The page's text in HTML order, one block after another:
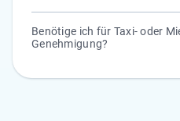
Benötige ich für Taxi- oder
Genehmigung?